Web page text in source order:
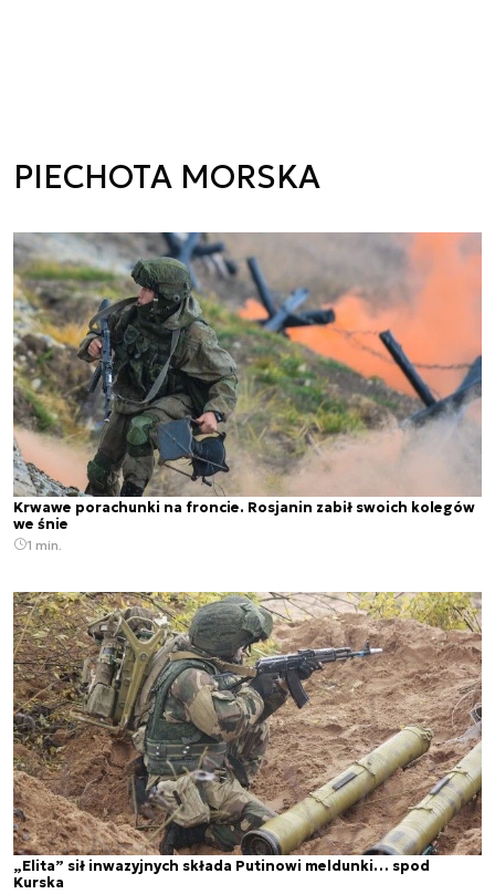
PIECHOTA MORSKA
Krwawe porachunki na froncie. Rosjanin zabił swoich kolegów
we śnie
1 min.
„Elita” sił inwazyjnych składa Putinowi meldunki… spod
Kurska